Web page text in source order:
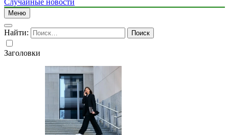
Случайные новости
Меню
Найти:
Заголовки